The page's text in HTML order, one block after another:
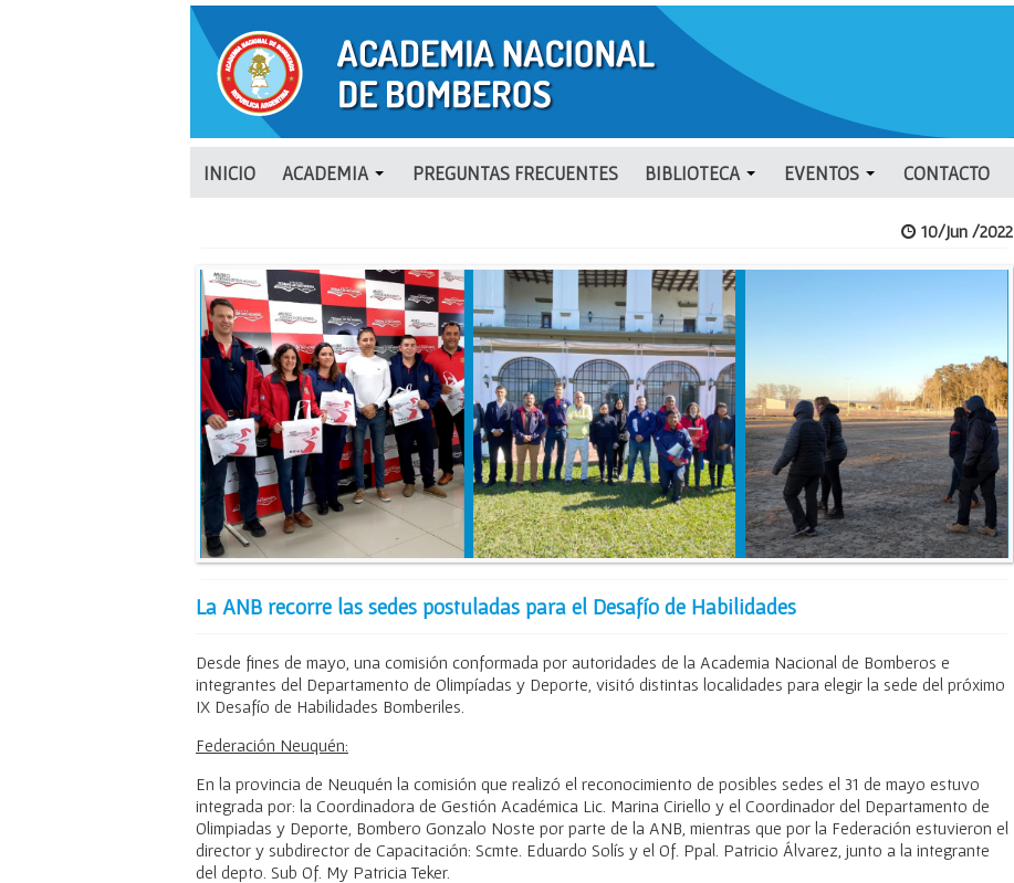
INICIO ACADEMIA PREGUNTAS FRECUENTES BIBLIOTECA EVENTOS CONTACTO
10/Jun /2022
La ANB recorre las sedes postuladas para el Desafío de Habilidades
Desde fines de mayo, una comisión conformada por autoridades de la Academia Nacional de Bomberos e
integrantes del Departamento de Olimpíadas y Deporte, visitó distintas localidades para elegir la sede del próximo
IX Desafío de Habilidades Bomberiles.
Federación Neuquén:
En la provincia de Neuquén la comisión que realizó el reconocimiento de posibles sedes el 31 de mayo estuvo
integrada por: la Coordinadora de Gestión Académica Lic. Marina Ciriello y el Coordinador del Departamento de
Olimpiadas y Deporte, Bombero Gonzalo Noste por parte de la ANB, mientras que por la Federación estuvieron el
director y subdirector de Capacitación: Scmte. Eduardo Solís y el Of. Ppal. Patricio Álvarez, junto a la integrante
del depto. Sub Of. My Patricia Teker.